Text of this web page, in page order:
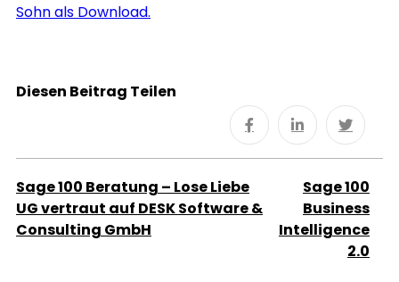
Sohn als Download.
Diesen Beitrag Teilen
Sage 100 Beratung – Lose Liebe
UG vertraut auf DESK Software &
Consulting GmbH
Sage 100
Business
Intelligence
2.0